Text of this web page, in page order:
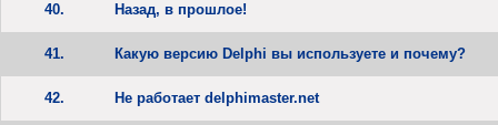
40. Назад, в прошлое!
41. Какую версию Delphi вы используете и почему?
42. Не работает delphimaster.net